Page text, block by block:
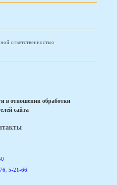
ответственностью
в отношении обработки
сайта
, 5-21-66